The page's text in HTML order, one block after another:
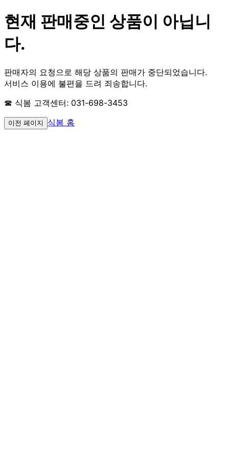
현재 판매중인 상품이 아닙니
다.
판매자의 요청으로 해당 상품의 판매가 중단되었습니다.
서비스 이용에 불편을 드려 죄송합니다.
☎ 식봄 고객센터: 031-698-3453
이전 페이지 식봄 홈